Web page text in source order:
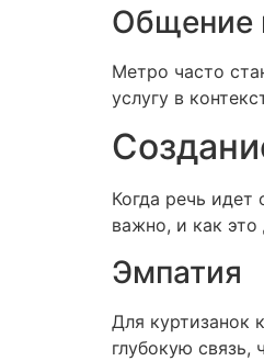
Общение
Метро часто
услугу в
Когда речь
важно, и как это
Эмпатия
Для куртизанок
глубокую связь,